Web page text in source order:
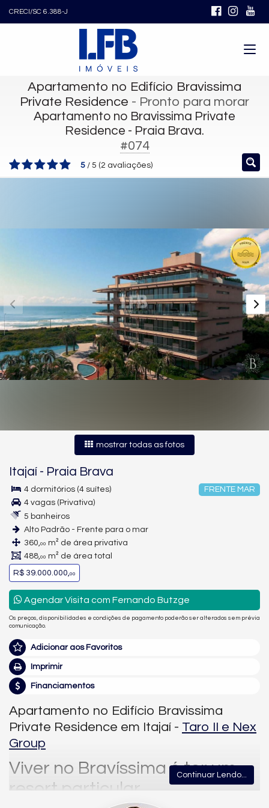
CRECI/SC 6.388-J
Apartamento no Edifício Bravissima
Private Residence - Pronto para morar
Apartamento no Bravissima Private
Residence - Praia Brava.
#074
5 / 5 (2 avaliações)
mostrar todas as fotos
Itajaí - Praia Brava
FRENTE MAR
4 dormitórios (4 suítes)
4 vagas (Privativa)
5 banheiros
Alto Padrão - Frente para o mar
360,00 m² de área privativa
488,00 m² de área total
R$ 39.000.000,00
Agendar Visita com Fernando Butzge
Os preços, disponibilidades e condições de pagamento poderão ser alterados sem prévia
comunicação.
Adicionar aos Favoritos
Imprimir
Financiamentos
Apartamento no Edifício Bravissima
Private Residence em Itajaí - Taro II e Nex
Group
Viver no Bravíssima é ter um
resort particular
Continuar Lendo...